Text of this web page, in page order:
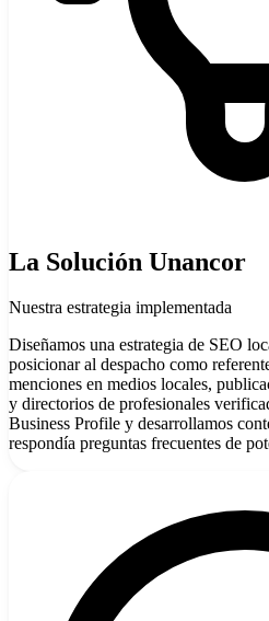
La Solución Unancor
Nuestra estrategia implementada
Diseñamos una estrategia de SEO
posicionar al despacho como
menciones en medios locales,
y directorios de profesionales
Business Profile y desarrollamos
respondía preguntas frecuentes de